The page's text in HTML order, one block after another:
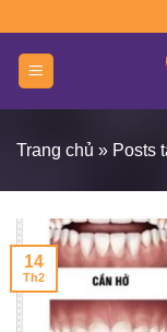
content
Trang chủ » Posts
14
Th2